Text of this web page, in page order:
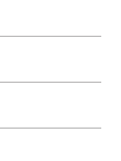
ウンジチェア ピンク